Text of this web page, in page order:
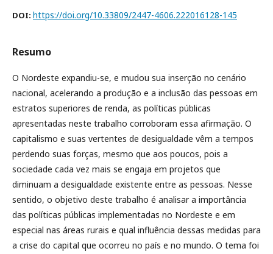
DOI: https://doi.org/10.33809/2447-4606.222016128-145
Resumo
O Nordeste expandiu-se, e mudou sua inserção no cenário
nacional, acelerando a produção e a inclusão das pessoas em
estratos superiores de renda, as políticas públicas
apresentadas neste trabalho corroboram essa afirmação. O
capitalismo e suas vertentes de desigualdade vêm a tempos
perdendo suas forças, mesmo que aos poucos, pois a
sociedade cada vez mais se engaja em projetos que
diminuam a desigualdade existente entre as pessoas. Nesse
sentido, o objetivo deste trabalho é analisar a importância
das políticas públicas implementadas no Nordeste e em
especial nas áreas rurais e qual influência dessas medidas para
a crise do capital que ocorreu no país e no mundo. O tema foi